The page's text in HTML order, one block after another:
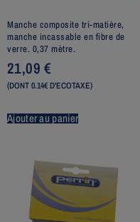
Manche composite tri-matière,
manche incassable en fibre de
verre. 0,37 mètre.
21,09€
(DONT 0.14€ D'ECOTAXE)
Ajouter au panier